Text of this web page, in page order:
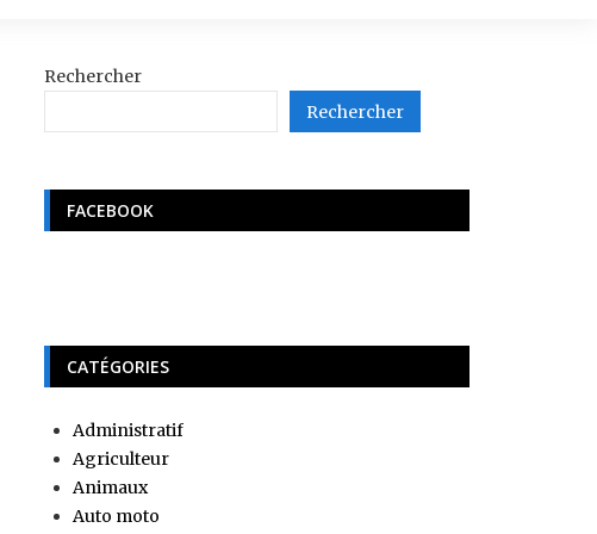
Rechercher
Rechercher
FACEBOOK
CATÉGORIES
Administratif
Agriculteur
Animaux
Auto moto